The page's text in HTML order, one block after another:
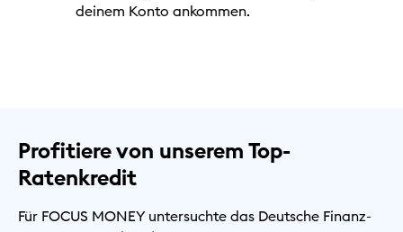
deinem Konto ankommen.
Profitiere von unserem Top-
Ratenkredit
Für FOCUS MONEY untersuchte das Deutsche Finanz-